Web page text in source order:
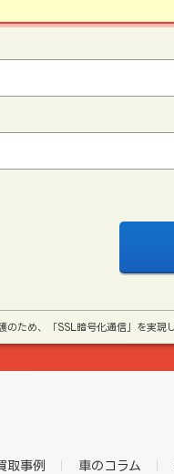
のため、「SSL暗号化通信」を実
取事例 車のコラム